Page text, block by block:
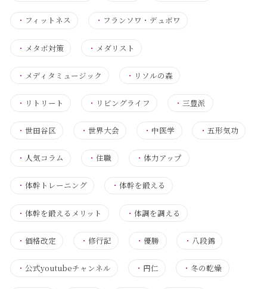
・ フィットネス ・ フランソワ・デュボワ
・ メタボ対策 ・ メダリスト
・ メディタミュージック ・ リソルの森
・ リトリート ・ リビングライフ ・三豊派
・ 世田谷区 ・世界大会 ・ 中医学 ・ 五形気功
・ 人気コラム ・住職 ・体力アップ
・ 体幹トレーニング ・体幹を鍛える
・ 体幹を鍛えるメリット ・体調を調える
・ 価格改定 ・修行記 ・優勝 ・ 八段錦
・ 公式youtubeチャンネル ・ 円仁 ・ 冬の乾燥